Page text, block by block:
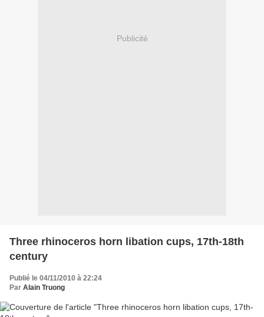
Publicité
Three rhinoceros horn libation cups, 17th-18th
century
Publié le 04/11/2010 à 22:24
Par Alain Truong